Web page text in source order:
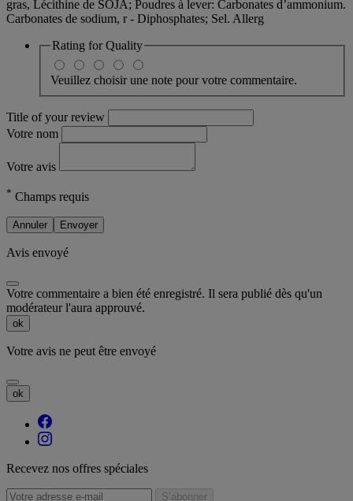
gras, Lécithine de SOJA; Poudres à lever: Carbonates d’ammonium.
Carbonates de sodium, r - Diphosphates; Sel. Allerg
Rating forQuality
Veuillez choisir une note pour votre commentaire.
Title of your review
Votre nom
Votre avis
* Champs requis
Annuler Envoyer
Avis envoyé
Votre commentaire a bien été enregistré. Il sera publié dès qu'un
modérateur l'aura approuvé.
ok
Votre avis ne peut être envoyé
ok
Recevez nos offres spéciales